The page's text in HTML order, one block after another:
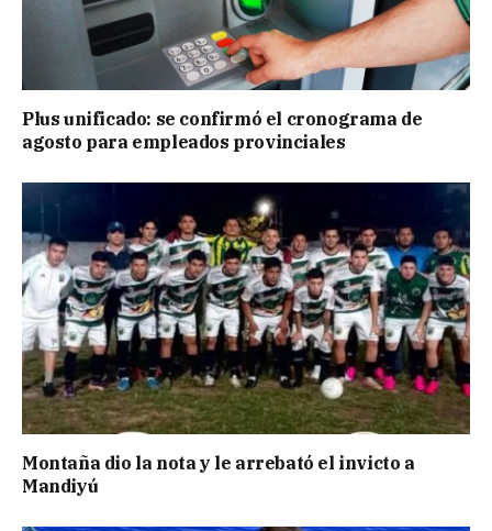
Plus unificado: se confirmó el cronograma de
agosto para empleados provinciales
Montaña dio la nota y le arrebató el invicto a
Mandiyú